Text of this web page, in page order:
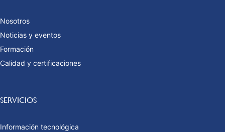
Nosotros
Noticias y eventos
Formación
Calidad y certificaciones
SERVICIOS
Información tecnológica